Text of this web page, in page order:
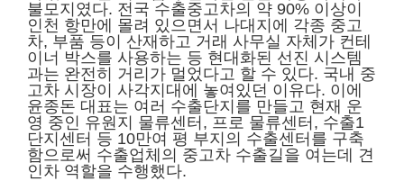
불모지였다. 전국 수출중고차의 약 90% 이상이
인천 항만에 몰려 있으면서 나대지에 각종 중고
차, 부품 등이 산재하고 거래 사무실 자체가 컨테
이너 박스를 사용하는 등 현대화된 선진 시스템
과는 완전히 거리가 멀었다고 할 수 있다. 국내 중
고차 시장이 사각지대에 놓여있던 이유다. 이에
윤종돈 대표는 여러 수출단지를 만들고 현재 운
영 중인 유원지 물류센터, 프로 물류센터, 수출1
단지센터 등 10만여 평 부지의 수출센터를 구축
함으로써 수출업체의 중고차 수출길을 여는데 견
인차 역할을 수행했다.